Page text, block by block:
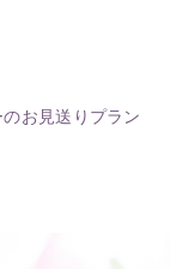
お見送りプラン